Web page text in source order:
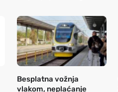
Besplatna vožnja
vlakom, neplaćanje